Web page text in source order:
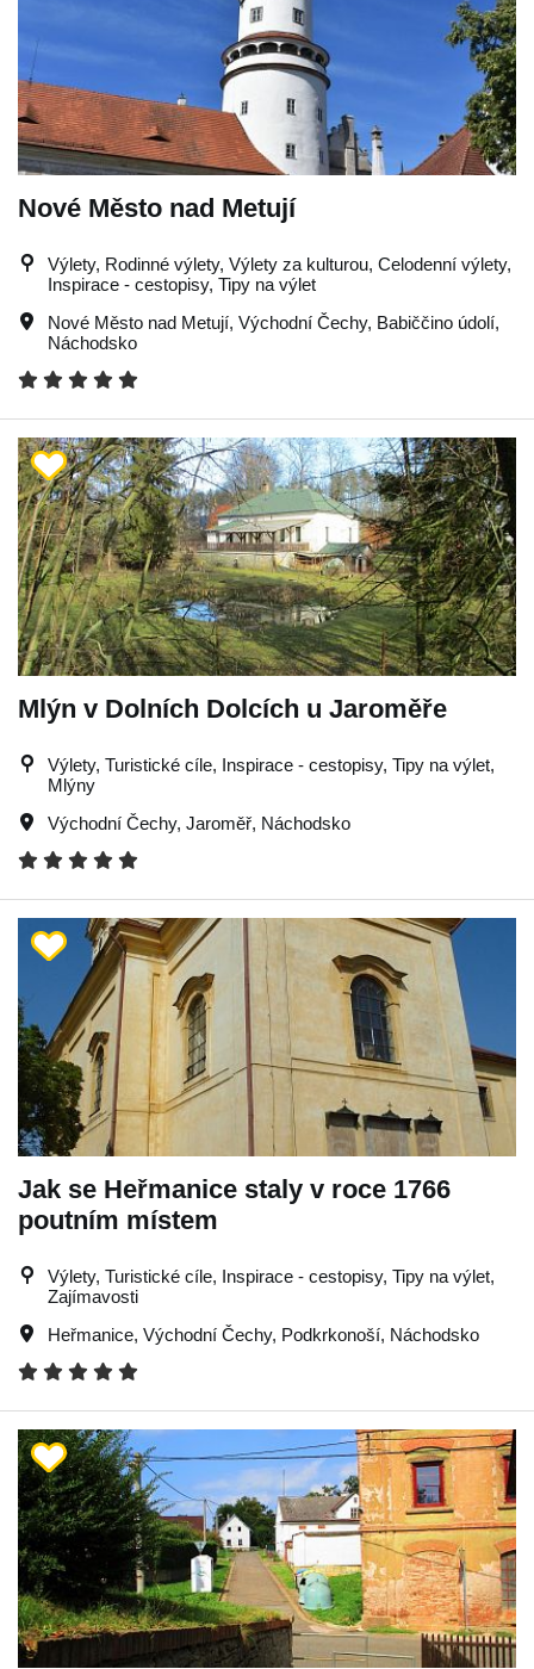
Nové Město nad Metují
Výlety, Rodinné výlety, Výlety za kulturou, Celodenní výlety,
Inspirace - cestopisy, Tipy na výlet
Nové Město nad Metují, Východní Čechy, Babiččino údolí,
Náchodsko
Mlýn v Dolních Dolcích u Jaroměře
Výlety, Turistické cíle, Inspirace - cestopisy, Tipy na výlet,
Mlýny
Východní Čechy, Jaroměř, Náchodsko
Jak se Heřmanice staly v roce 1766
poutním místem
Výlety, Turistické cíle, Inspirace - cestopisy, Tipy na výlet,
Zajímavosti
Heřmanice, Východní Čechy, Podkrkonoší, Náchodsko